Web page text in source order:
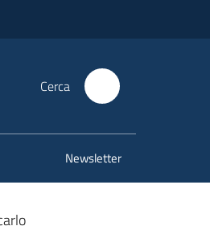
Cerca
Newsletter